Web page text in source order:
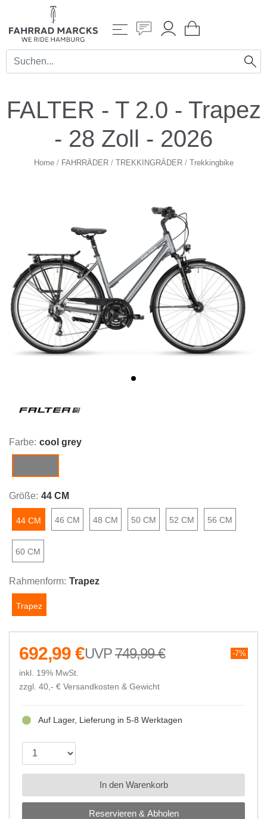
FALTER - T 2.0 - Trapez
- 28 Zoll - 2026
Home/ FAHRRÄDER/ TREKKINGRÄDER/ Trekkingbike
Farbe: cool grey
Größe: 44 CM
44 CM 46 CM 48 CM 50 CM 52 CM 56 CM
60 CM
Rahmenform: Trapez
Trapez
749,99 € 7%
692,99 €
inkl. 19% MwSt.
zzgl. 40,- € Versandkosten & Gewicht
Reservieren & Abholen
Auf Lager, Lieferung in 5-8 Werktagen
In den Warenkorb